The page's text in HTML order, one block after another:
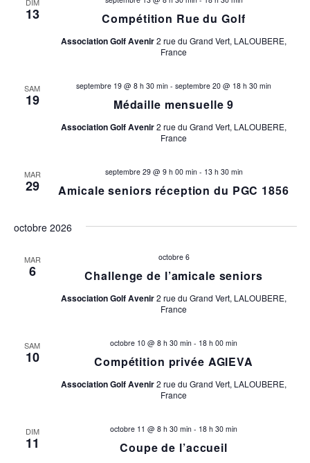
c
s
a
i
s
13 Compétition Rue du Golf
Association Golf Avenir2 rue du Grand Vert, LALOUBERE,
France
SAM
19 Médaille mensuelle 9
septembre 19 @ 8 h 30 min - septembre 20 @ 18 h 30 min
Association Golf Avenir2 rue du Grand Vert, LALOUBERE,
France
MAR
29 Amicale seniors réception du PGC 1856
septembre 29 @ 9 h 00 min- 13 h 30 min
octobre 2026
MAR
6 Challenge de l’amicale seniors
octobre 6
Association Golf Avenir2 rue du Grand Vert, LALOUBERE,
France
SAM
10 Compétition privée AGIEVA
octobre 10 @ 8 h 30 min - 18 h 00 min
Association Golf Avenir2 rue du Grand Vert, LALOUBERE,
France
DIM
11 Coupe de l’accueil
octobre 11 @ 8 h 30 min - 18 h 30 min